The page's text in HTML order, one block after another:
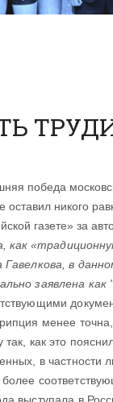
победа
оставил никого
газете» за
как «
Гавелкова, в
заявлена как
менее
так, как это
в частности